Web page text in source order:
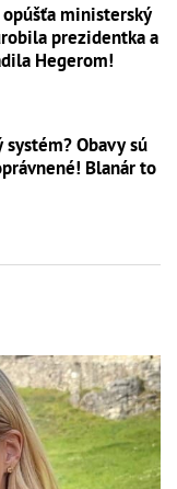
ministerský
prezidentka a
Hegerom!
Obavy sú
Blanár to